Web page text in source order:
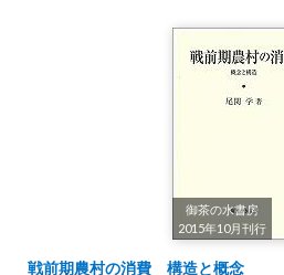
御茶の水書房
2015年10月刊行
戦前期農村の消費 構造と概念